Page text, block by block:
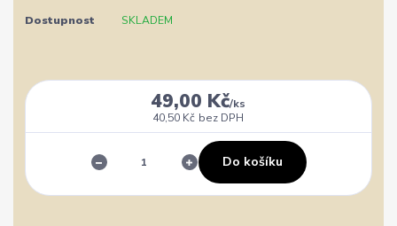
Dostupnost SKLADEM
49,00 Kč/ks
40,50 Kč bez DPH
Do košíku